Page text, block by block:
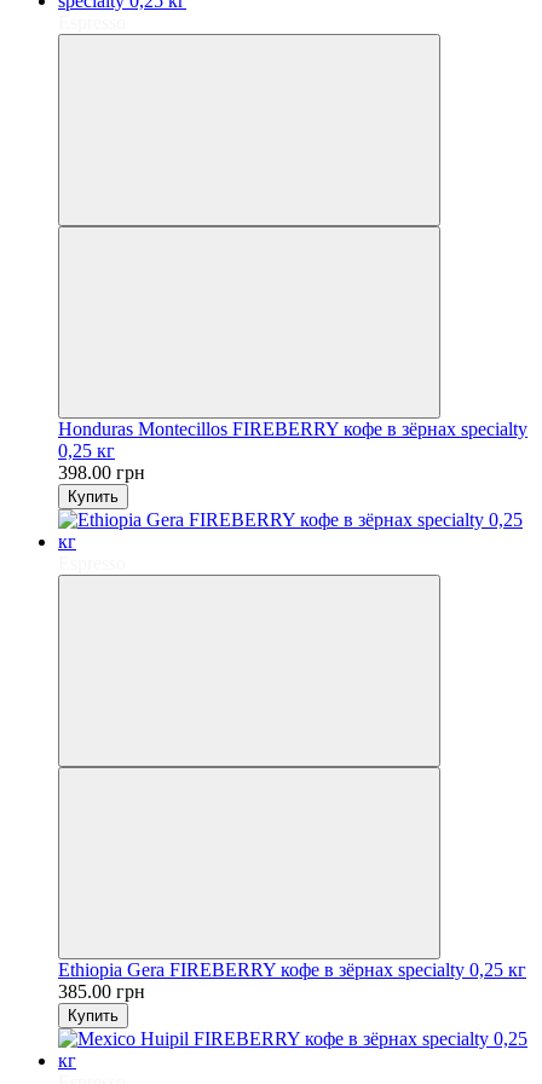
Honduras Montecillos FIREBERRY кофе в зёрнах specialty
0,25 кг
398.00 грн
Купить
Ethiopia Gera FIREBERRY кофе в зёрнах specialty 0,25 кг
385.00 грн
Купить